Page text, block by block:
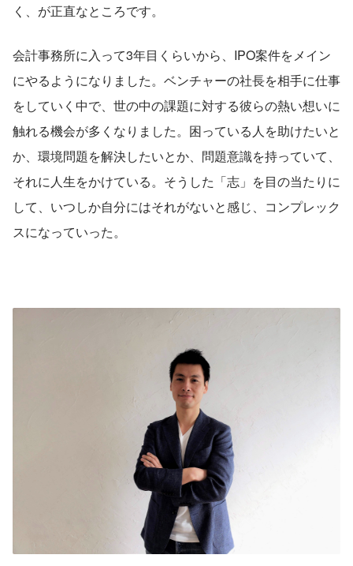
く、が正直なところです。
会計事務所に入って3年目くらいから、IPO案件をメイン
にやるようになりました。ベンチャーの社長を相手に仕事
をしていく中で、世の中の課題に対する彼らの熱い想いに
触れる機会が多くなりました。困っている人を助けたいと
か、環境問題を解決したいとか、問題意識を持っていて、
それに人生をかけている。そうした「志」を目の当たりに
して、いつしか自分にはそれがないと感じ、コンプレック
スになっていった。